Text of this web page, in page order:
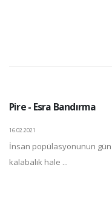
Pire - Esra Bandırma
16.02.2021
İnsan popülasyonunun gün
kalabalık hale ...